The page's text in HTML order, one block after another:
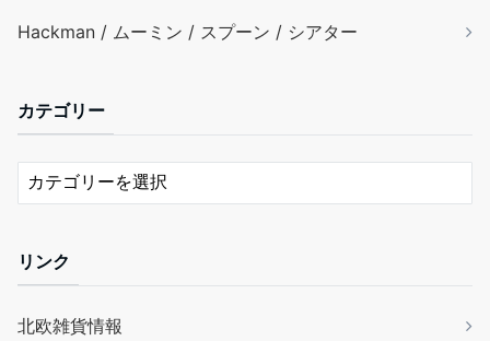
Hackman / ムーミン / スプーン / シアター
カテゴリー
リンク
北欧雑貨情報